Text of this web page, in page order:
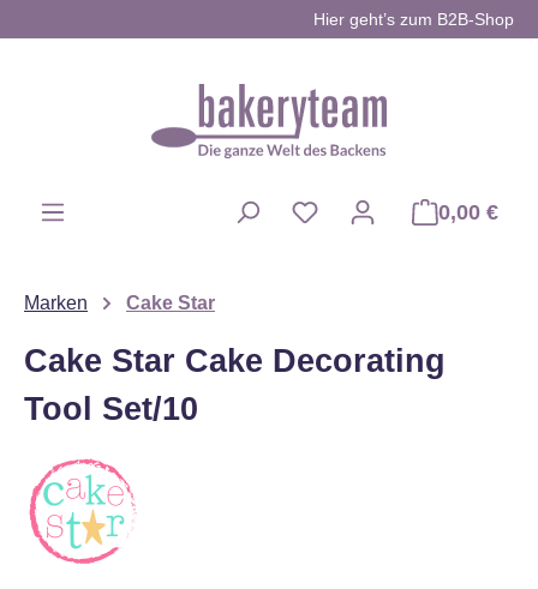
Hier geht’s zum B2B-Shop
0,00 €
Marken Cake Star
Cake Star Cake Decorating
Tool Set/10